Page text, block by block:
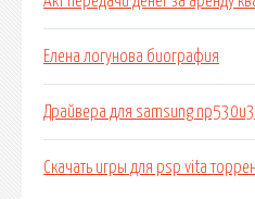
Елена логунова биография
Драйвера для samsung
Скачать игры для psp vita